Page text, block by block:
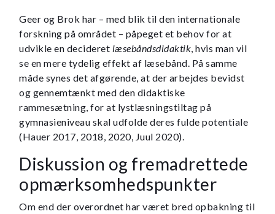
Geer og Brok har – med blik til den internationale
forskning på området – påpeget et behov for at
udvikle en decideret læsebåndsdidaktik, hvis man vil
se en mere tydelig effekt af læsebånd. På samme
måde synes det afgørende, at der arbejdes bevidst
og gennemtænkt med den didaktiske
rammesætning, for at lystlæsningstiltag på
gymnasieniveau skal udfolde deres fulde potentiale
(Hauer 2017, 2018, 2020, Juul 2020).
Diskussion og fremadrettede
opmærksomhedspunkter
Om end der overordnet har været bred opbakning til